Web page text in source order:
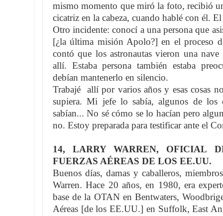
mismo momento que miró la foto, recibió
cicatriz en la cabeza, cuando hablé con él.
Otro incidente: conocí a una persona que
[¿la última misión Apolo?] en el proceso
contó que los astronautas vieron una
allí. Estaba persona también estaba
debían mantenerlo en silencio.
Trabajé allí por varios años y esas cosas
supiera. Mi jefe lo sabía, algunos de
sabían... No sé cómo se lo hacían pero
no. Estoy preparada para testificar ante el
14, LARRY WARREN, OFICIAL
FUERZAS AÉREAS DE LOS EE.UU.
Buenos días, damas y caballeros,
Warren. Hace 20 años, en 1980, era
base de la OTAN en Bentwaters,
Aéreas [de los EE.UU.] en Suffolk, East